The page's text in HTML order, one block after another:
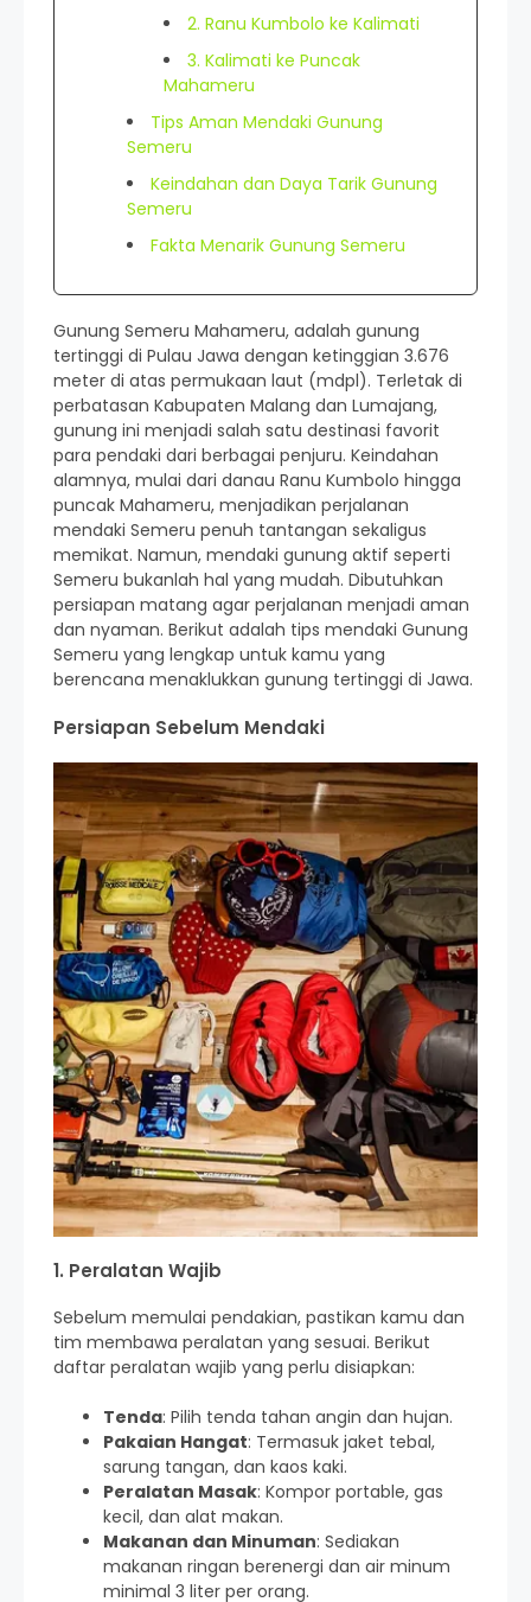
2. Ranu Kumbolo ke Kalimati
3. Kalimati ke Puncak
Mahameru
Tips Aman Mendaki Gunung
Semeru
Keindahan dan Daya Tarik Gunung
Semeru
Fakta Menarik Gunung Semeru
Gunung Semeru Mahameru, adalah gunung
tertinggi di Pulau Jawa dengan ketinggian 3.676
meter di atas permukaan laut (mdpl). Terletak di
perbatasan Kabupaten Malang dan Lumajang,
gunung ini menjadi salah satu destinasi favorit
para pendaki dari berbagai penjuru. Keindahan
alamnya, mulai dari danau Ranu Kumbolo hingga
puncak Mahameru, menjadikan perjalanan
mendaki Semeru penuh tantangan sekaligus
memikat. Namun, mendaki gunung aktif seperti
Semeru bukanlah hal yang mudah. Dibutuhkan
persiapan matang agar perjalanan menjadi aman
dan nyaman. Berikut adalah tips mendaki Gunung
Semeru yang lengkap untuk kamu yang
berencana menaklukkan gunung tertinggi di Jawa.
Persiapan Sebelum Mendaki
1. Peralatan Wajib
Sebelum memulai pendakian, pastikan kamu dan
tim membawa peralatan yang sesuai. Berikut
daftar peralatan wajib yang perlu disiapkan:
Tenda: Pilih tenda tahan angin dan hujan.
Pakaian Hangat: Termasuk jaket tebal,
sarung tangan, dan kaos kaki.
Peralatan Masak: Kompor portable, gas
kecil, dan alat makan.
Makanan dan Minuman: Sediakan
makanan ringan berenergi dan air minum
minimal 3 liter per orang.